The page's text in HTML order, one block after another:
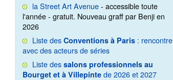
la Street Art Avenue- accessible toute
l'année - gratuit. Nouveau graff par Benji en
2026
Liste desConventions à Paris : rencontre
avec des acteurs de séries
Liste dessalons professionnels au
Bourget et à Villepinte de 2026 et 2027